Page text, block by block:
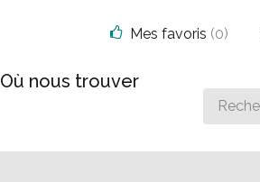
Où nous trouver
Search
for
Mes favoris (0)